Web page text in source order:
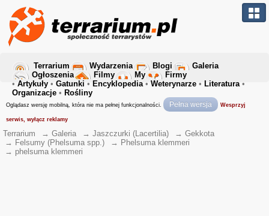
Terrarium Wydarzenia Blogi
Galeria
Ogłoszenia
Filmy My
Firmy
• Artykuły • Gatunki • Encyklopedia• Weterynarze • Literatura•
Organizacje • Rośliny
Oglądasz wersję mobilną, która nie ma pełnej funkcjonalności. Pełna wersja Wesprzyj
serwis, wyłącz reklamy
Terrarium → Galeria → Jaszczurki (Lacertilia) → Gekkota
→ Felsumy (Phelsuma spp.) → Phelsuma klemmeri
→ phelsuma klemmeri